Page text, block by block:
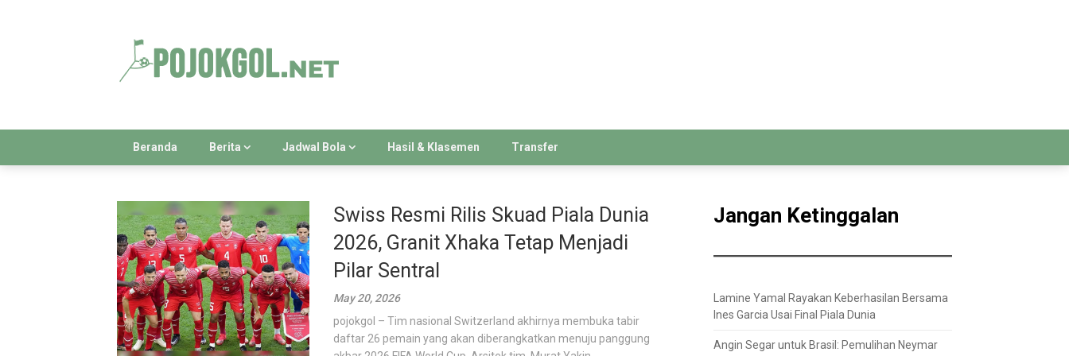
Beranda Berita Jadwal Bola Hasil & Klasemen Transfer
Swiss Resmi Rilis Skuad Piala Dunia
2026, Granit Xhaka Tetap Menjadi
Pilar Sentral
May 20, 2026
pojokgol – Tim nasional Switzerland akhirnya membuka tabir
daftar 26 pemain yang akan diberangkatkan menuju panggung
Jangan Ketinggalan
Lamine Yamal Rayakan Keberhasilan Bersama
Ines Garcia Usai Final Piala Dunia
Angin Segar untuk Brasil: Pemulihan Neymar